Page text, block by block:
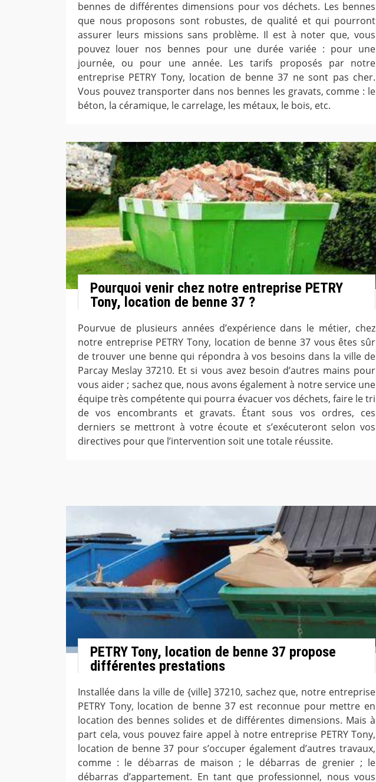
bennes de différentes dimensions pour vos déchets. Les bennes
que nous proposons sont robustes, de qualité et qui pourront
assurer leurs missions sans problème. Il est à noter que, vous
pouvez louer nos bennes pour une durée variée : pour une
journée, ou pour une année. Les tarifs proposés par notre
entreprise PETRY Tony, location de benne 37 ne sont pas cher.
Vous pouvez transporter dans nos bennes les gravats, comme : le
béton, la céramique, le carrelage, les métaux, le bois, etc.
Pourquoi venir chez notre entreprise PETRY
Tony, location de benne 37 ?
Pourvue de plusieurs années d’expérience dans le métier, chez
notre entreprise PETRY Tony, location de benne 37 vous êtes sûr
de trouver une benne qui répondra à vos besoins dans la ville de
Parcay Meslay 37210. Et si vous avez besoin d’autres mains pour
vous aider ; sachez que, nous avons également à notre service une
équipe très compétente qui pourra évacuer vos déchets, faire le tri
de vos encombrants et gravats. Étant sous vos ordres, ces
derniers se mettront à votre écoute et s’exécuteront selon vos
directives pour que l’intervention soit une totale réussite.
PETRY Tony, location de benne 37 propose
différentes prestations
Installée dans la ville de {ville] 37210, sachez que, notre entreprise
PETRY Tony, location de benne 37 est reconnue pour mettre en
location des bennes solides et de différentes dimensions. Mais à
part cela, vous pouvez faire appel à notre entreprise PETRY Tony,
location de benne 37 pour s’occuper également d’autres travaux,
comme : le débarras de maison ; le débarras de grenier ; le
débarras d’appartement. En tant que professionnel, nous vous